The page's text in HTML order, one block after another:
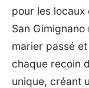
pour les
San
marier passé
chaque recoin
unique, créant